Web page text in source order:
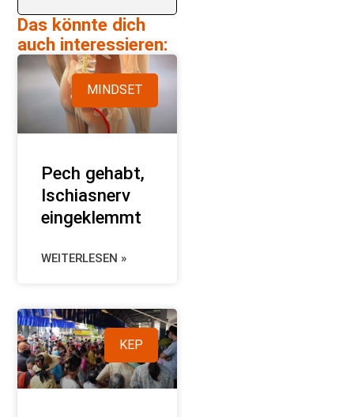
Das könnte dich
auch interessieren:
MINDSET
Pech gehabt,
Ischiasnerv
eingeklemmt
WEITERLESEN »
KEP